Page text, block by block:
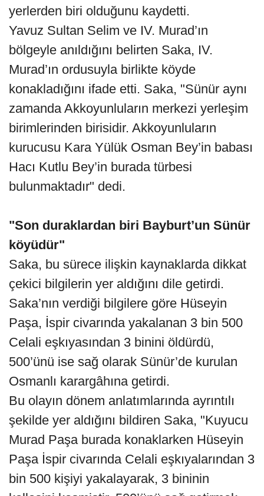
yerlerden biri olduğunu kaydetti.
Yavuz Sultan Selim ve IV. Murad’ın
bölgeyle anıldığını belirten Saka, IV.
Murad’ın ordusuyla birlikte köyde
konakladığını ifade etti. Saka, "Sünür aynı
zamanda Akkoyunluların merkezi yerleşim
birimlerinden birisidir. Akkoyunluların
kurucusu Kara Yülük Osman Bey’in babası
Hacı Kutlu Bey’in burada türbesi
bulunmaktadır" dedi.
"Son duraklardan biri Bayburt’un Sünür
köyüdür"
Saka, bu sürece ilişkin kaynaklarda dikkat
çekici bilgilerin yer aldığını dile getirdi.
Saka’nın verdiği bilgilere göre Hüseyin
Paşa, İspir civarında yakalanan 3 bin 500
Celali eşkıyasından 3 binini öldürdü,
500’ünü ise sağ olarak Sünür’de kurulan
Osmanlı karargâhına getirdi.
Bu olayın dönem anlatımlarında ayrıntılı
şekilde yer aldığını bildiren Saka, "Kuyucu
Murad Paşa burada konaklarken Hüseyin
Paşa İspir civarında Celali eşkıyalarından 3
bin 500 kişiyi yakalayarak, 3 bininin